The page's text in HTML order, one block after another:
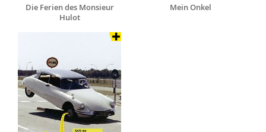
Die Ferien des Monsieur
Hulot
Mein Onkel